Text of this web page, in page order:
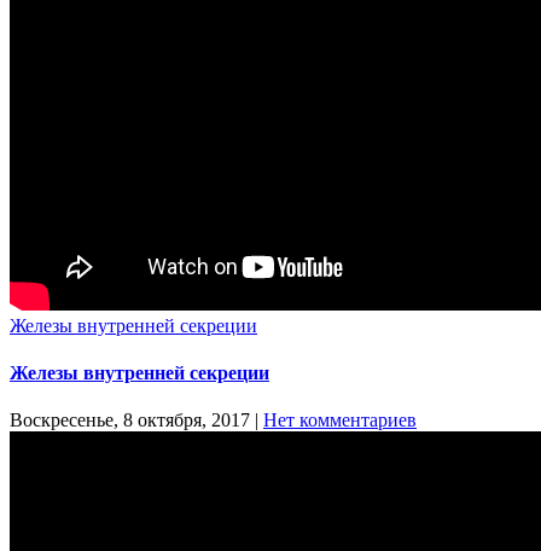
Железы внутренней секреции
Железы внутренней секреции
Воскресенье, 8 октября, 2017 | Нет комментариев